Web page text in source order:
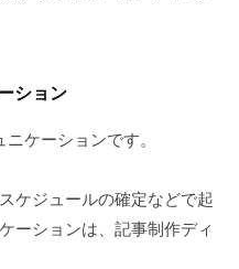
ション
ケーションです。
ケジュールの確定などで起
ーションは、記事制作ディ